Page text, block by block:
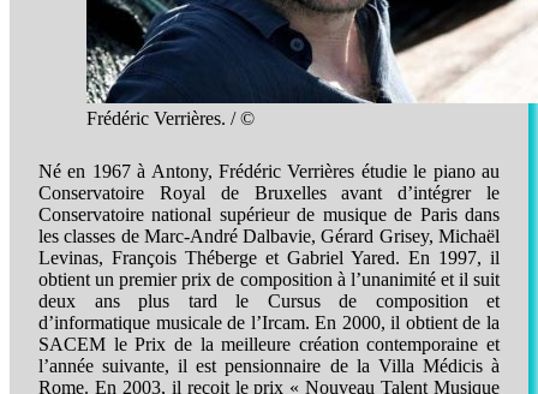
Frédéric Verrières. / ©
Né en 1967 à Antony, Frédéric Verrières étudie le piano au
Conservatoire Royal de Bruxelles avant d’intégrer le
Conservatoire national supérieur de musique de Paris dans
les classes de Marc-André Dalbavie, Gérard Grisey, Michaël
Levinas, François Théberge et Gabriel Yared. En 1997, il
obtient un premier prix de composition à l’unanimité et il suit
deux ans plus tard le Cursus de composition et
d’informatique musicale de l’Ircam. En 2000, il obtient de la
SACEM le Prix de la meilleure création contemporaine et
l’année suivante, il est pensionnaire de la Villa Médicis à
Rome. En 2003, il reçoit le prix « Nouveau Talent Musique